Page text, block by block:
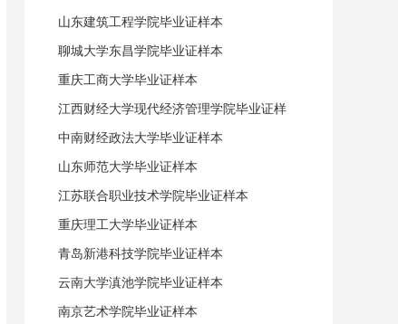
山东建筑工程学院毕业证样本
聊城大学东昌学院毕业证样本
重庆工商大学毕业证样本
江西财经大学现代经济管理学院毕业证样
本
中南财经政法大学毕业证样本
山东师范大学毕业证样本
江苏联合职业技术学院毕业证样本
重庆理工大学毕业证样本
青岛新港科技学院毕业证样本
云南大学滇池学院毕业证样本
南京艺术学院毕业证样本